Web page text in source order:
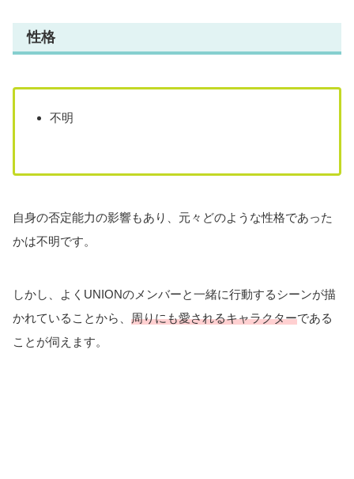
性格
不明
自身の否定能力の影響もあり、元々どのような性格であった
かは不明です。
しかし、よくUNIONのメンバーと一緒に行動するシーンが描
かれていることから、 周りにも愛されるキャラクターである
ことが伺えます。